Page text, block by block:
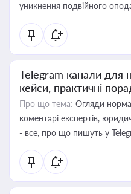
уникнення подвійного
Telegram канали для
кейси, практичні
Про що тема: Огляди
коментарі експертів,
- все, про що пишуть у